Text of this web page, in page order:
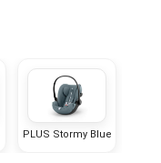
PLUS Stormy Blue